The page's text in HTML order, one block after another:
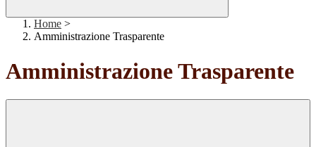
Home >
Amministrazione Trasparente
Amministrazione Trasparente